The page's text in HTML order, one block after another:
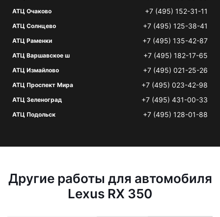
АТЦ Очаково +7 (495) 152-31-11
АТЦ Солнцево +7 (495) 125-38-41
АТЦ Раменки +7 (495) 135-42-87
АТЦ Варшавское ш +7 (495) 182-17-65
АТЦ Измайлово +7 (495) 021-25-26
АТЦ Проспект Мира +7 (495) 023-42-98
АТЦ Зеленоград +7 (495) 431-00-33
АТЦ Подольск +7 (495) 128-01-88
Другие работы для автомобиля
Lexus RX 350